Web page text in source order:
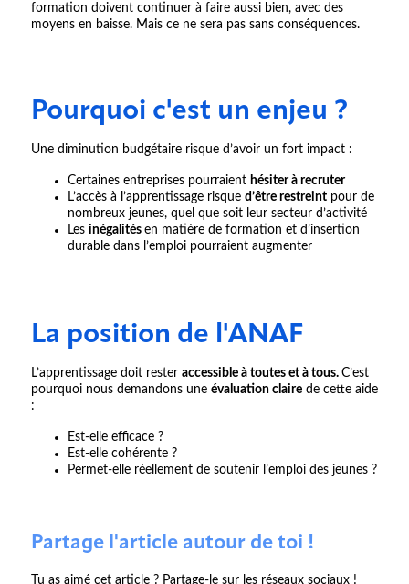
formation doivent continuer à faire aussi bien, avec des
moyens en baisse. Mais ce ne sera pas sans conséquences.
Pourquoi c'est un enjeu ?
Une diminution budgétaire risque d’avoir un fort impact :
Certaines entreprises pourraient hésiter à recruter
L’accès à l’apprentissage risque d’être restreintpour de
nombreux jeunes, quel que soit leur secteur d’activité
Les inégalités en matière de formation et d’insertion
durable dans l’emploi pourraient augmenter
La position de l'ANAF
L’apprentissage doit rester accessible à toutes et à tous. C’est
pourquoi nous demandons une évaluation clairede cette aide
:
Est-elle efficace ?
Est-elle cohérente ?
Permet-elle réellement de soutenir l’emploi des jeunes ?
Partage l'article autour de toi !
Tu as aimé cet article ? Partage-le sur les réseaux sociaux !